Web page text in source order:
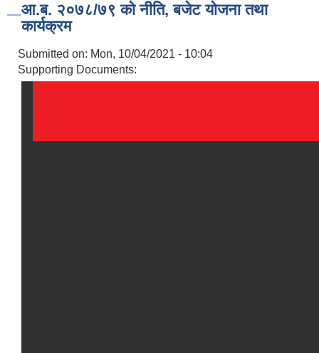
आ.ब. २०७८/७९ को नीति, बजेट योजना तथा
कार्यक्रम
Submitted on: Mon, 10/04/2021 - 10:04
Supporting Documents: